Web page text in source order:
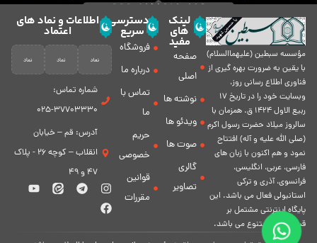
مؤسسه سبطين (عليهماالسلام)
با يقين به ضرورت بهره گیرى از
فناورى اطلاع رسانى روز،
وبسایت خود را در تاريخ 17
ربيع الاول 1424 ق. همزمان با
سالروز ميلاد حضرت رسول اكرم
(صلی الله علیه و آله) افتتاح
نمود و هم اكنون با زبان های
فارسی، عربى، انگلیسی،
فرانسوی، آذری و ترکی
استانبولی فعال مى باشد. اين
پايگاه اينترنتى مشتمل بر
قسمت هاى متنوع مى باشد.
لینک
های
مفید
صفحه
اصلی
نوشته ها
ویدئو ها
صوت ها
گالری
تصاویر
دسترسی
سریع
فروشگاه
درباره ما
تماس با
ما
حریم
خصوصی
قوانین
مقررات
اطلاعات و نماد های
اعتماد
شماره تماس:
37703330-025
آدرس: قم – خیابان
انقلاب – کوچه 26 - پلاک
47 و 49